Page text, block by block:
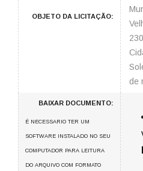
OBJETO DA LICITAÇÃO:
de
BAIXAR DOCUMENTO:
É NECESSARIO TER UM
SOFTWARE INSTALADO NO SEU
COMPUTADOR PARA LEITURA
DO ARQUIVO COM FORMATO